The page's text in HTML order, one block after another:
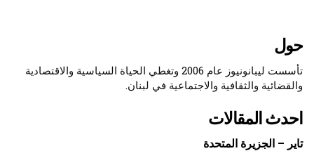
حول
تأسست ليبانونيوز عام 2006 وتغطي الحياة السياسية والاقتصادية
والقضائية والثقافية والاجتماعية في لبنان.
احدث المقالات
تاير – الجزيرة المتحدة